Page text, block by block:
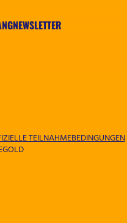
NEWSLETTER
TEILNAHMEBEDINGUNGEN